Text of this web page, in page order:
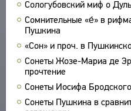
Сологубовский миф о
Сомнительные «е́» в
Пушкина
«Сон» и проч. в
Сонеты Жозе-Мариа де
прочтение
Сонеты Иосифа Бродского
Сонеты Пушкина в
ПОЭТЫ
ПЕРЕВОДЧИКИ
ИССЛЕДОВАТЕЛИ
УКАЗАТЕЛЬ ТЕРМИНОВ
ПОИСК
О ПРОЕКТЕ
КРАТКО О ПРОЕКТЕ
ЦЕЛИ ПРОЕКТА
ПОДСИСТЕМЫ
КОРПУС
ОБРАТНАЯ СВЯЗЬ
ПОЛЬЗОВАТЕЛЬСКОЕ
ЗАКЛАДКИ